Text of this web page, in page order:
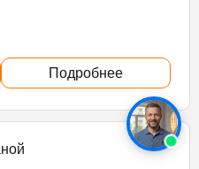
Подробнее